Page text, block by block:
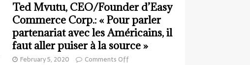
Ted Mvutu, CEO/Founder d’Easy
Commerce Corp.: « Pour parler
partenariat avec les Américains, il
faut aller puiser à la source »
February 5, 2020 Comments Off